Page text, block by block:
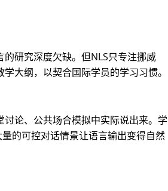
研究深度欠缺。但NLS只专注挪威
大纲，以契合国际学员的学习习惯。
论、公共场合模拟中实际说出来。学
的可控对话情景让语言输出变得自然